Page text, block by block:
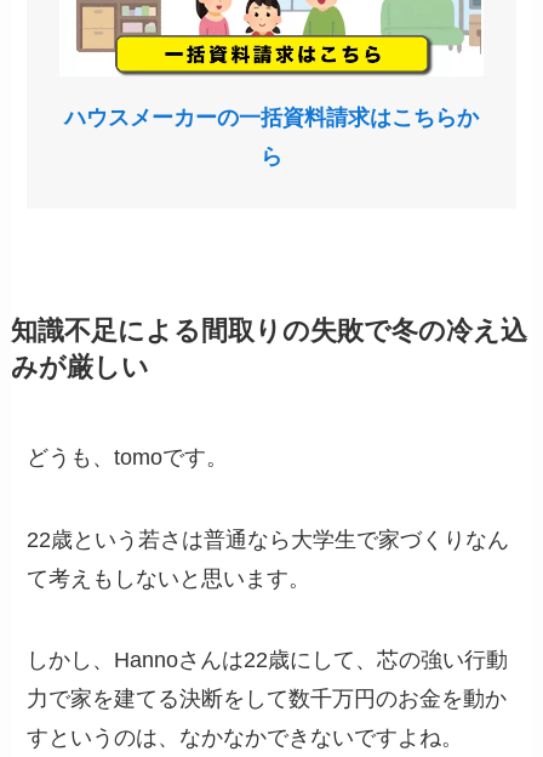
ハウスメーカーの一括資料請求はこちらか
ら
知識不足による間取りの失敗で冬の冷え込
みが厳しい
どうも、tomoです。
22歳という若さは普通なら大学生で家づくりなん
て考えもしないと思います。
しかし、Hannoさんは22歳にして、芯の強い行動
力で家を建てる決断をして数千万円のお金を動か
すというのは、なかなかできないですよね。